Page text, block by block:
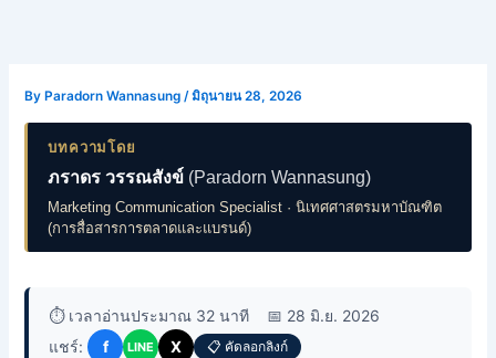
By Paradorn Wannasung/มิถุนายน 28, 2026
บทความโดย
ภราดร วรรณสังข์ (Paradorn Wannasung)
Marketing Communication Specialist · นิเทศศาสตรมหาบัณฑิต
(การสื่อสารการตลาดและแบรนด์)
⏱️ เวลาอ่านประมาณ 32 นาที
📅 28 มิ.ย. 2026
แชร์:
f LINE X 📋 คัดลอกลิงก์